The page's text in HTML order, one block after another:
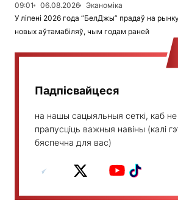
09:01
06.08.2026
Эканоміка
У ліпені 2026 года “БелДжы” прадаў на
новых аўтамабіляў, чым годам раней
Падпісвайцеся
на нашы сацыяльныя сеткі, каб не
прапусціць важныя навіны (калі
бяспечна для вас)